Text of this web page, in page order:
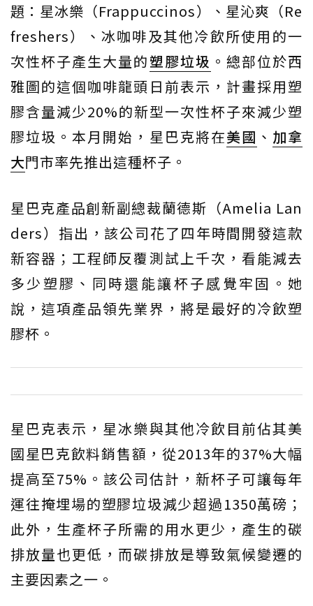
題：星冰樂（Frappuccinos）、星沁爽（Re
freshers）、冰咖啡及其他冷飲所使用的一
次性杯子產生大量的塑膠垃圾 。總部位於西
雅圖的這個咖啡龍頭日前表示，計畫採用塑
膠含量減少20%的新型一次性杯子來減少塑
膠垃圾。本月開始，星巴克將在美國 、 加拿
大門市率先推出這種杯子。
星巴克產品創新副總裁蘭德斯（Amelia Lan
ders）指出，該公司花了四年時間開發這款
新容器；工程師反覆測試上千次，看能減去
多少塑膠、同時還能讓杯子感覺牢固。她
說，這項產品領先業界，將是最好的冷飲塑
膠杯。
星巴克表示，星冰樂與其他冷飲目前佔其美
國星巴克飲料銷售額，從2013年的37%大幅
提高至75%。該公司估計，新杯子可讓每年
運往掩埋場的塑膠垃圾減少超過1350萬磅；
此外，生產杯子所需的用水更少，產生的碳
排放量也更低，而碳排放是導致氣候變遷的
主要因素之一。